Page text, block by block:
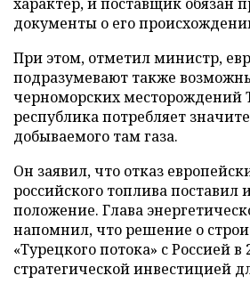
документы о его
При этом, отметил министр,
подразумевают также
черноморских месторождений
республика потребляет
добываемого там газа.
Он заявил, что отказ
российского топлива поставил
положение. Глава
напомнил, что решение о
«Турецкого потока» с Россией в
стратегической инвестицией